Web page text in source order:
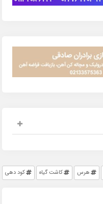
هرس کاشت گیاه کود دهی